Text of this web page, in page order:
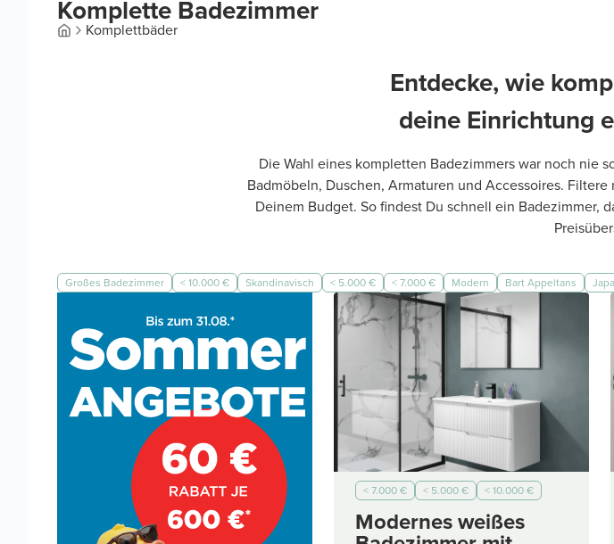
Komplette Badezimmer
Komplettbäder
Entdecke, wie
deine Einrichtung
Die Wahl eines kompletten Badezimmers war noch nie
Badmöbeln, Duschen, Armaturen und Accessoires.
Deinem Budget. So findest Du schnell ein Badezimmer,
Großes Badezimmer < 10.000 € Skandinavisch < 5.000 € < 7.000 € Modern Bart Appeltans
< 7.000 € < 5.000 €
< 10.000 €
Modernes weißes